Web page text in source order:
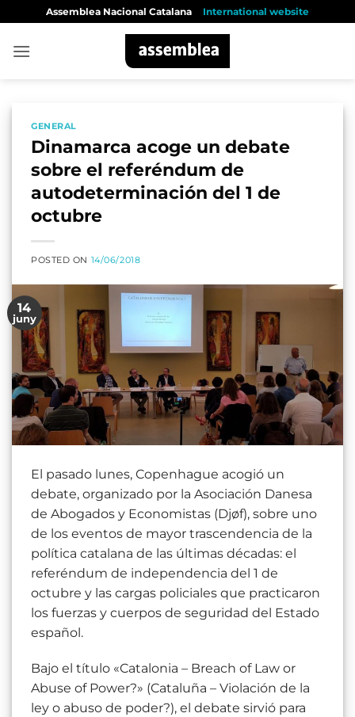
content
Assemblea Nacional Catalana International website
GENERAL
Dinamarca acoge un debate
sobre el referéndum de
autodeterminación del 1 de
octubre
POSTED ON 14/06/2018
14
juny
El pasado lunes, Copenhague acogió un
debate, organizado por la Asociación Danesa
de Abogados y Economistas (Djøf), sobre uno
de los eventos de mayor trascendencia de la
política catalana de las últimas décadas: el
referéndum de independencia del 1 de
octubre y las cargas policiales que practicaron
los fuerzas y cuerpos de seguridad del Estado
español.
Bajo el título «Catalonia – Breach of Law or
Abuse of Power?» (Cataluña – Violación de la
ley o abuso de poder?), el debate sirvió para